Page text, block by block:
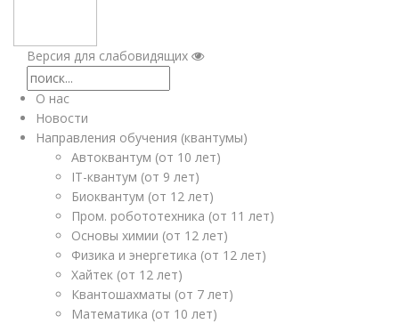
Версия для слабовидящих
О нас
Новости
Направления обучения (квантумы)
Автоквантум (от 10 лет)
IT-квантум (от 9 лет)
Биоквантум (от 12 лет)
Пром. робототехника (от 11 лет)
Основы химии (от 12 лет)
Физика и энергетика (от 12 лет)
Хайтек (от 12 лет)
Квантошахматы (от 7 лет)
Математика (от 10 лет)